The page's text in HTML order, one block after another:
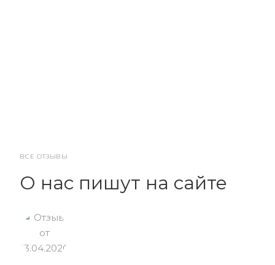
ВСЕ ОТЗЫВЫ
О нас пишут на сайте